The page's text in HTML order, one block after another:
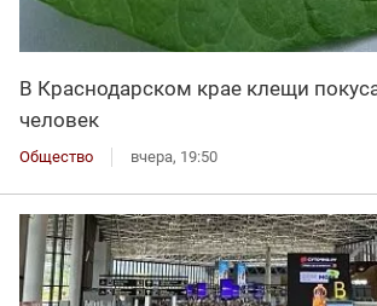
В Краснодарском крае клещи
человек
Общество вчера, 19:50